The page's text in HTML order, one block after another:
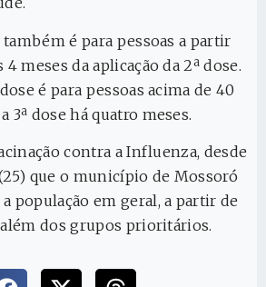
também é para pessoas a partir
4 meses da aplicação da 2ª dose.
é para pessoas acima de 40
3ª dose há quatro meses.
contra a Influenza, desde
que o município de Mossoró
população em geral, a partir de
dos grupos prioritários.